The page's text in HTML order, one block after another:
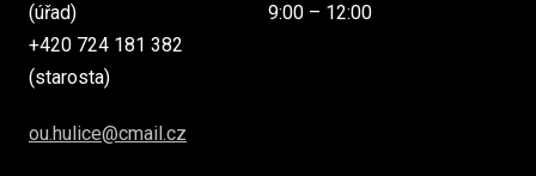
(úřad)
+420 724 181 382
(starosta)
ou.hulice@cmail.cz
9:00 – 12:00